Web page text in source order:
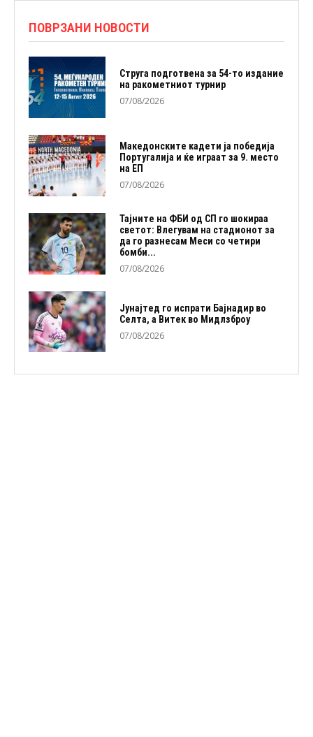
ПОВРЗАНИ НОВОСТИ
Струга подготвена за 54-то издание
на ракометниот турнир
07/08/2026
Македонските кадети ја победија
Португалија и ќе играат за 9. место
на ЕП
07/08/2026
Тајните на ФБИ од СП го шокираа
светот: Влегувам на стадионот за
да го разнесам Меси со четири
бомби...
07/08/2026
Јунајтед го испрати Бајнадир во
Селта, а Витек во Мидлзброу
07/08/2026